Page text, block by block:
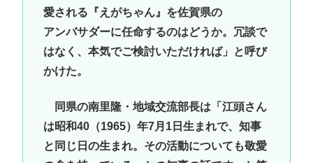
愛される『えがちゃん』を佐賀県の
アンバサダーに任命するのはどうか。冗談で
はなく、本気でご検討いただければ」と呼び
かけた。
同県の南里隆・地域交流部長は「江頭さん
は昭和40（1965）年7月1日生まれで、知事
と同じ日の生まれ。その活動についても敬愛